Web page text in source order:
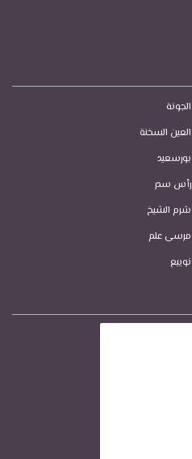
الجونة
العين السخنة
بورسعيد
رأس سدر
شرم الشيخ
مرسى علم
نويبع